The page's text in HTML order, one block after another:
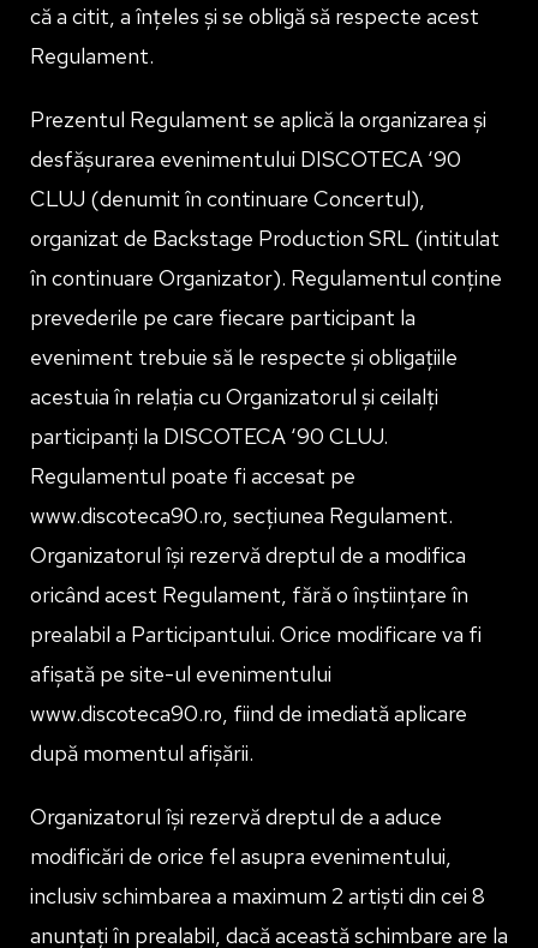
că a citit, a înțeles și se obligă să respecte acest
Regulament.
Prezentul Regulament se aplică la organizarea și
desfășurarea evenimentului DISCOTECA ‘90
CLUJ (denumit în continuare Concertul),
organizat de Backstage Production SRL (intitulat
în continuare Organizator). Regulamentul conține
prevederile pe care fiecare participant la
eveniment trebuie să le respecte și obligațiile
acestuia în relația cu Organizatorul și ceilalți
participanți la DISCOTECA ‘90 CLUJ.
Regulamentul poate fi accesat pe
www.discoteca90.ro, secțiunea Regulament.
Organizatorul își rezervă dreptul de a modifica
oricând acest Regulament, fără o înștiințare în
prealabil a Participantului. Orice modificare va fi
afișată pe site-ul evenimentului
www.discoteca90.ro, fiind de imediată aplicare
după momentul afișării.
Organizatorul își rezervă dreptul de a aduce
modificări de orice fel asupra evenimentului,
inclusiv schimbarea a maximum 2 artiști din cei 8
anunțați în prealabil, dacă această schimbare are la